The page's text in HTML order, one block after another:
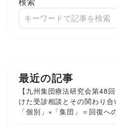
最近の記事
【九州集団療法研究会第48
けた受診相談とその関わり
「個別」×「集団」＝回復へ